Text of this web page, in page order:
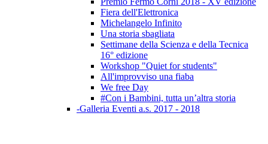
Fiera dell'Elettronica
Michelangelo Infinito
Una storia sbagliata
Settimane della Scienza e della Tecnica
16° edizione
Workshop "Quiet for students"
All'improvviso una fiaba
We free Day
#Con i Bambini, tutta un’altra storia
-Galleria Eventi a.s. 2017 - 2018